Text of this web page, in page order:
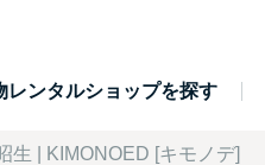
レンタルショップを探す
生 | KIMONOED [キモノデ]